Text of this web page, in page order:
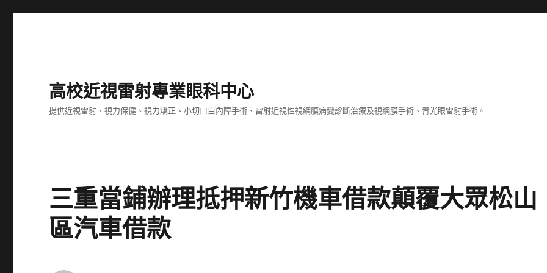
高校近視雷射專業眼科中心
提供近視雷射、視力保健、視力矯正、小切口白內障手術、雷射近視性視網膜病變診斷治療及視網膜手術、青光眼雷射手術。
三重當鋪辦理抵押新竹機車借款顛覆大眾松山
區汽車借款